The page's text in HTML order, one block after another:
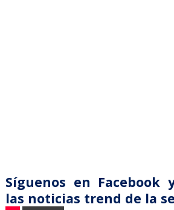
Síguenos en Facebook
las noticias trend de la